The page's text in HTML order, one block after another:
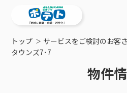
ご検討中の方
トップ サービスをご検討のお客
タウンズ7･7
物件